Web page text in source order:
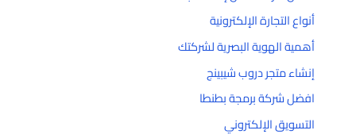
أنواع التجارة الإلكترونية
أهمية الهوية البصرية لشركتك
إنشاء متجر دروب شيبينج
افضل شركة برمجة بطنطا
التسويق الإلكتروني